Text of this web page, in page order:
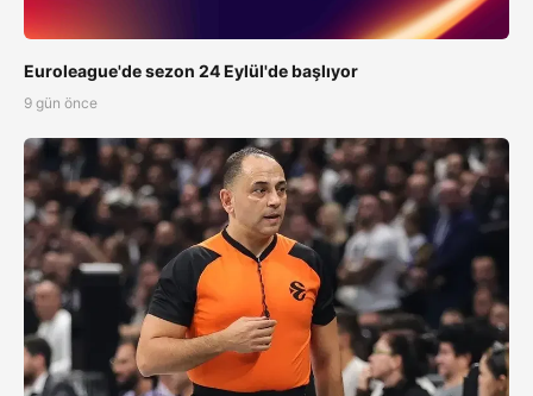
Euroleague'de sezon 24 Eylül'de başlıyor
9 gün önce